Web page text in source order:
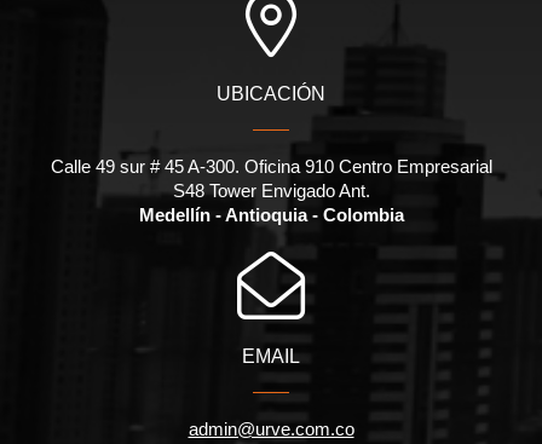
UBICACIÓN
Calle 49 sur # 45 A-300. Oficina 910 Centro Empresarial
S48 Tower Envigado Ant.
Medellín - Antioquia - Colombia
EMAIL
admin@urve.com.co